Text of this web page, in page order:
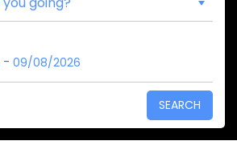
- 09/08/2026
SEARCH